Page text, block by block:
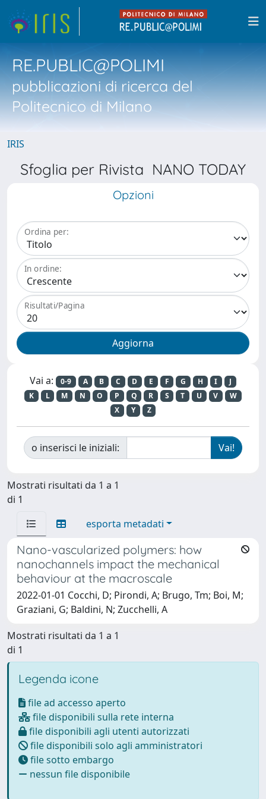
RE.PUBLIC@POLIMI
pubblicazioni di ricerca del
Politecnico di Milano
IRIS
Sfoglia per Rivista NANO TODAY
Opzioni
Ordina per:
In ordine:
Risultati/Pagina
Vai a: 0-9 A B C D E F G H I
J
K
L M N O P Q R S T U V
W
X
Y Z
o inserisci le iniziali:
Mostrati risultati da 1 a 1
di 1
esporta metadati
Nano-vascularized polymers: how
nanochannels impact the mechanical
behaviour at the macroscale
2022-01-01 Cocchi, D; Pirondi, A; Brugo, Tm; Boi, M;
Graziani, G; Baldini, N; Zucchelli, A
Mostrati risultati da 1 a 1
di 1
Legenda icone
file ad accesso aperto
file disponibili sulla rete interna
file disponibili agli utenti autorizzati
file disponibili solo agli amministratori
file sotto embargo
nessun file disponibile